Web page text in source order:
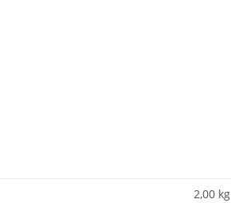
2,00 kg